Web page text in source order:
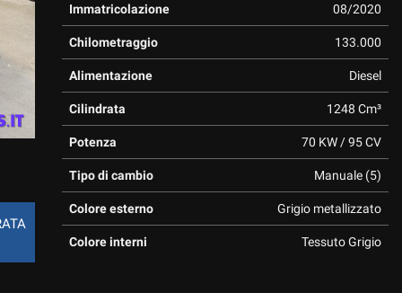
Immatricolazione 08/2020
Chilometraggio 133.000
Alimentazione Diesel
Cilindrata 1248 Cm³
Potenza 70 KW / 95 CV
Tipo di cambio Manuale (5)
Colore esterno Grigio metallizzato
Colore interni Tessuto Grigio